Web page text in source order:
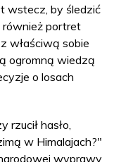
wstecz, by śledzić
również portret
właściwą sobie
ogromną wiedzą
o losach
hasło,
w Himalajach?"
wyprawy